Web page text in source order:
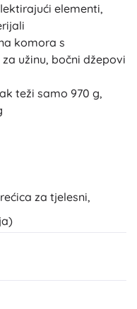
elementi,
komora s
užinu, bočni džepovi
teži samo 970 g,
za tjelesni,